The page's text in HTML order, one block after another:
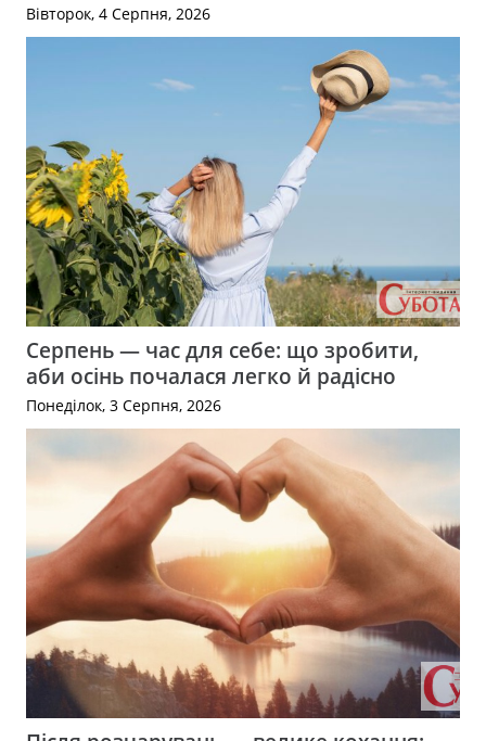
Вівторок, 4 Серпня, 2026
Серпень — час для себе: що зробити,
аби осінь почалася легко й радісно
Понеділок, 3 Серпня, 2026